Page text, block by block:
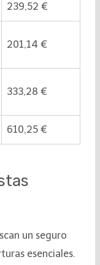
239,52 €
201,14 €
333,28 €
610,25 €
un seguro
esenciales.